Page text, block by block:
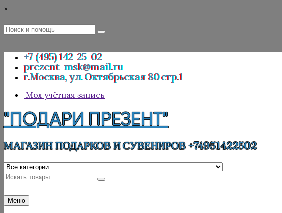
Перейти
содержимому
×
Поиск
Поиск
+7 (495) 142-25-02
prezent-msk@mail.ru
г.Москва, ул. Октябрьская 80 стр.1
Моя учётная запись
"ПОДАРИ ПРЕЗЕНТ"
МАГАЗИН ПОДАРКОВ И СУВЕНИРОВ +74951422502
Искать
Меню